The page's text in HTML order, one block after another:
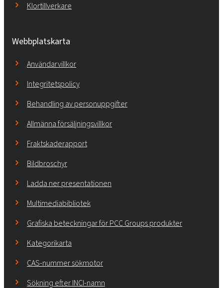
Klortillverkare
Webbplatskarta
Användarvillkor
Integritetspolicy
Behandling av personuppgifter
Allmänna försäljningsvillkor
Fraktskaderapport
Bildbroschyr
Ladda ner presentationen
Multimediabibliotek
Grafiska beteckningar för PCC Groups produkter
Kategorikarta
CAS-nummer sökmotor
Sökning efter INCI-namn